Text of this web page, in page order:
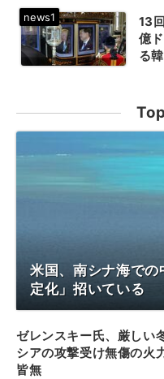
13
億
る
米国、南シナ海で
定化」招いている
ゼレンスキー氏、厳しい
シアの攻撃受け無傷の火
皆無